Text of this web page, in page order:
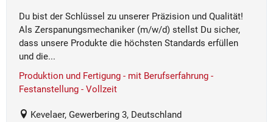
Du bist der Schlüssel zu unserer Präzision und Qualität!
Als Zerspanungsmechaniker (m/w/d) stellst Du sicher,
dass unsere Produkte die höchsten Standards erfüllen
und die...
Produktion und Fertigung - mit Berufserfahrung -
Festanstellung - Vollzeit
Kevelaer, Gewerbering 3, Deutschland